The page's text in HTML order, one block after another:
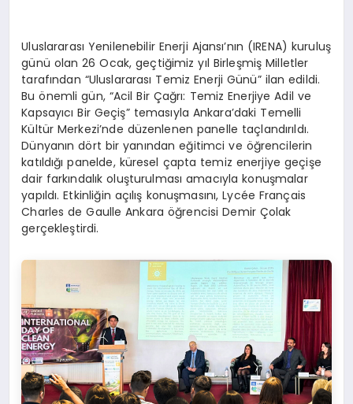
Uluslararası Yenilenebilir Enerji Ajansı’nın (IRENA) kuruluş
günü olan 26 Ocak, geçtiğimiz yıl Birleşmiş Milletler
tarafından “Uluslararası Temiz Enerji Günü” ilan edildi.
Bu önemli gün, “Acil Bir Çağrı: Temiz Enerjiye Adil ve
Kapsayıcı Bir Geçiş” temasıyla Ankara’daki Temelli
Kültür Merkezi’nde düzenlenen panelle taçlandırıldı.
Dünyanın dört bir yanından eğitimci ve öğrencilerin
katıldığı panelde, küresel çapta temiz enerjiye geçişe
dair farkındalık oluşturulması amacıyla konuşmalar
yapıldı. Etkinliğin açılış konuşmasını, Lycée Français
Charles de Gaulle Ankara öğrencisi Demir Çolak
gerçekleştirdi.